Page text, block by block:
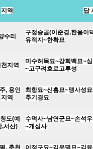
지역 답
수리
구정승골(이준경,한음이
유적지 ~한확묘
천지역
미수허목묘~강회백묘~
~고구려호로고루성
, 용인
지역
최항묘~신흠묘~맹사성묘
추기경묘
도(예
,서산)
수덕사~남연군묘~손석
~개심사
, 춘천
이정구묘~김우명묘~김